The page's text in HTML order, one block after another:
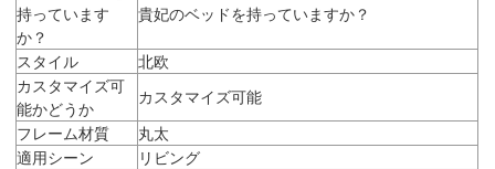
持っています
か？
貴妃のベッドを持っていますか？
スタイル
北欧
カスタマイズ可
能かどうか
カスタマイズ可能
フレーム材質
丸太
適用シーン
リビング